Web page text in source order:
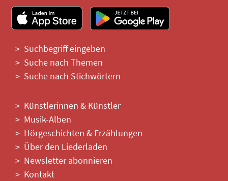
Suchbegriff eingeben
Suche nach Themen
Suche nach Stichwörtern
Künstlerinnen & Künstler
Musik-Alben
Hörgeschichten & Erzählungen
Über den Liederladen
Newsletter abonnieren
Kontakt